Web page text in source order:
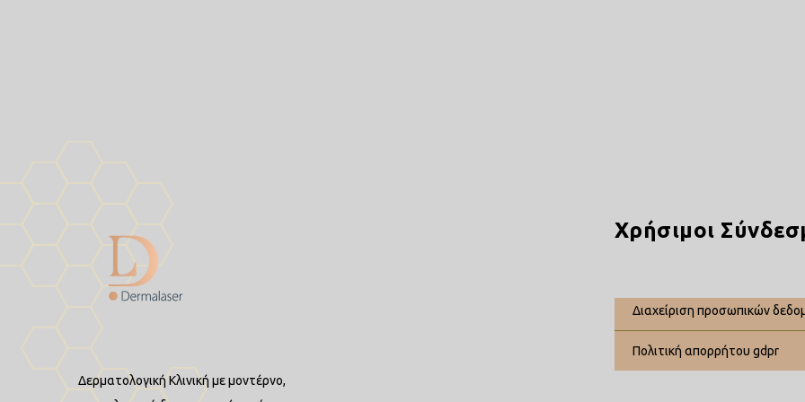
Δερματολογική Κλινική με μοντέρνο,
Χρήσιμοι
διαχείριση προσωπικών
πολιτική απορρήτου gdpr